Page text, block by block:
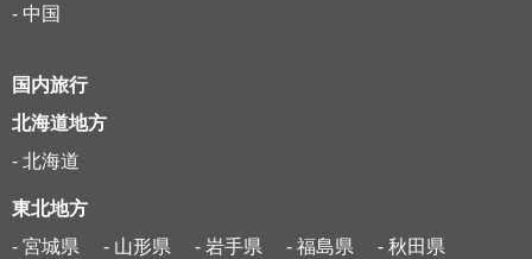
- 中国
国内旅行
北海道地方
- 北海道
東北地方
- 宮城県
- 山形県 - 岩手県 - 福島県
- 秋田県